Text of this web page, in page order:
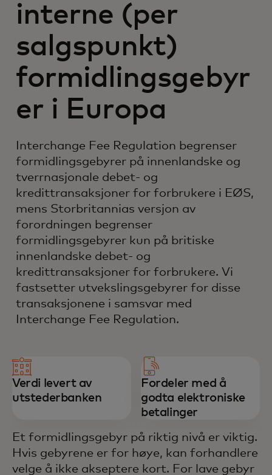
interne (per
salgspunkt)
formidlingsgebyr
er i Europa
Interchange Fee Regulation begrenser
formidlingsgebyrer på innenlandske og
tverrnasjonale debet- og
kredittransaksjoner for forbrukere i EØS,
mens Storbritannias versjon av
forordningen begrenser
formidlingsgebyrer kun på britiske
innenlandske debet- og
kredittransaksjoner for forbrukere. Vi
fastsetter utvekslingsgebyrer for disse
transaksjonene i samsvar med
Interchange Fee Regulation.
Verdi levert av
utstederbanken
Fordeler med å
godta elektroniske
betalinger
Et formidlingsgebyr på riktig nivå er viktig.
Hvis gebyrene er for høye, kan forhandlere
velge å ikke akseptere kort. For lave gebyr